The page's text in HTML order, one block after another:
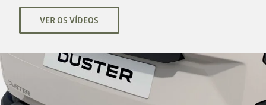
VER OS VÍDEOS